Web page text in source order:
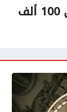
هل تصل قيمة البيتكوين إلى 100 ألف